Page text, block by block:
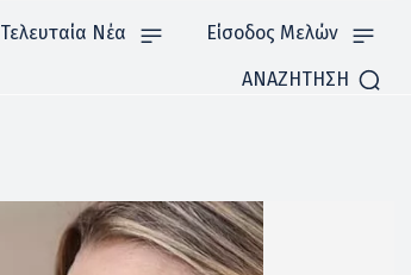
Τελευταία Νέα Είσοδος Μελών
ΑΝΑΖΗΤΗΣΗ